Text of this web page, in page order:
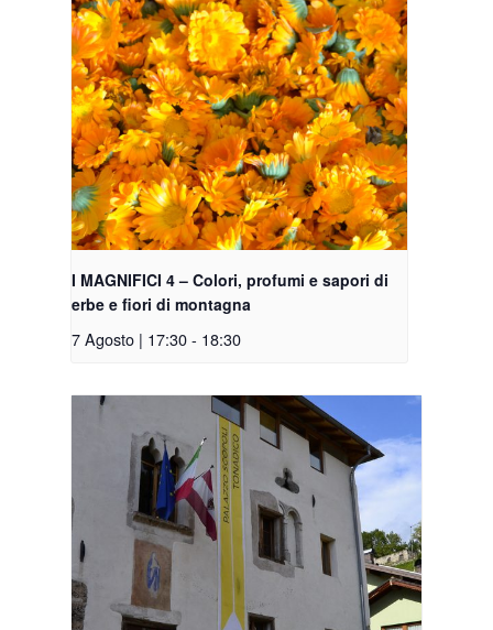
I MAGNIFICI 4 – Colori, profumi e sapori di
erbe e fiori di montagna
7 Agosto | 17:30- 18:30